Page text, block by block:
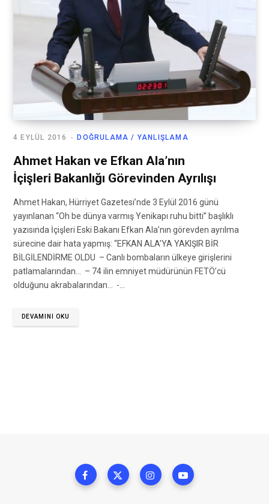
DOĞRULAMA / YANLIŞLAMA
4 EYLÜL 2016
Ahmet Hakan ve Efkan Ala’nın
İçişleri Bakanlığı Görevinden Ayrılışı
Ahmet Hakan, Hürriyet Gazetesi’nde 3 Eylül 2016 günü
yayınlanan “Oh be dünya varmış Yenikapı ruhu bitti” başlıklı
yazısında İçişleri Eski Bakanı Efkan Ala’nın görevden ayrılma
sürecine dair hata yapmış: “EFKAN ALA’YA YAKIŞIR BİR
BİLGİLENDİRME OLDU – Canlı bombaların ülkeye girişlerini
patlamalarından… – 74 ilin emniyet müdürünün FETÖ’cü
olduğunu akrabalarından… -…
DEVAMINI OKU